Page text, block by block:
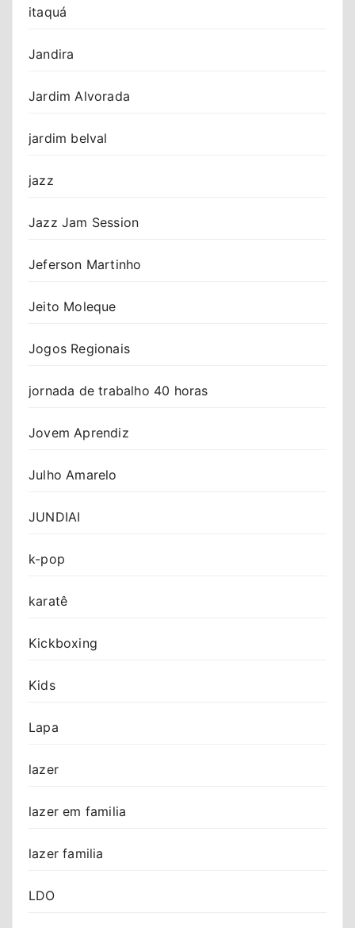
itaquá
Jandira
Jardim Alvorada
jardim belval
jazz
Jazz Jam Session
Jeferson Martinho
Jeito Moleque
Jogos Regionais
jornada de trabalho 40 horas
Jovem Aprendiz
Julho Amarelo
JUNDIAI
k-pop
karatê
Kickboxing
Kids
Lapa
lazer
lazer em familia
lazer familia
LDO